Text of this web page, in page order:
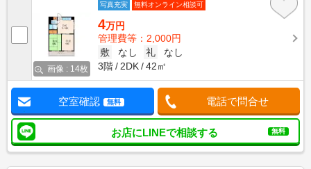
画像 : 14枚
写真充実 無料オンライン相談可
4万円
管理費等：2,000円
敷
なし 礼
なし
3階
2DK 42㎡
空室確認 無料 電話で問合せ
お店にLINEで相談する 無料